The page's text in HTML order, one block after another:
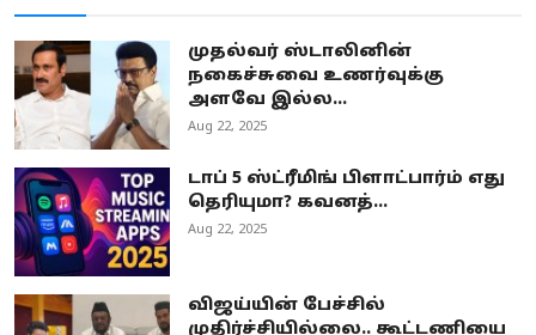
முதல்வர் ஸ்டாலினின்
நகைச்சுவை உணர்வுக்கு
அளவே இல்ல...
Aug 22, 2025
டாப் 5 ஸ்ட்ரீமிங் பிளாட்பார்ம் எது
தெரியுமா? கவனத்...
Aug 22, 2025
விஜய்யின் பேச்சில்
முதிர்ச்சியில்லை.. கூட்டணியை